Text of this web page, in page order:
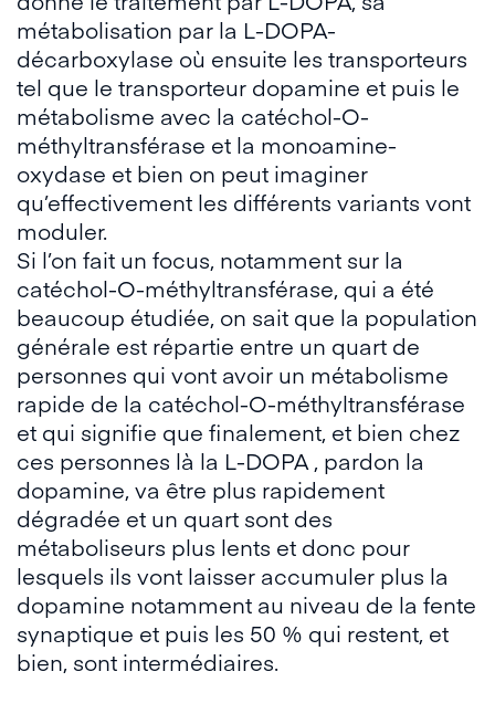
métabolisation par la L-DOPA-
décarboxylase où ensuite les transporteurs
tel que le transporteur dopamine et puis le
métabolisme avec la catéchol-O-
méthyltransférase et la monoamine-
oxydase et bien on peut imaginer
qu’effectivement les différents variants vont
moduler.
Si l’on fait un focus, notamment sur la
catéchol-O-méthyltransférase, qui a été
beaucoup étudiée, on sait que la population
générale est répartie entre un quart de
personnes qui vont avoir un métabolisme
rapide de la catéchol-O-méthyltransférase
et qui signifie que finalement, et bien chez
ces personnes là la L-DOPA , pardon la
dopamine, va être plus rapidement
dégradée et un quart sont des
métaboliseurs plus lents et donc pour
lesquels ils vont laisser accumuler plus la
dopamine notamment au niveau de la fente
synaptique et puis les 50 % qui restent, et
bien, sont intermédiaires.